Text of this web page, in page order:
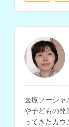
医療ソーシャ
や子どもの発
ってきたカウ